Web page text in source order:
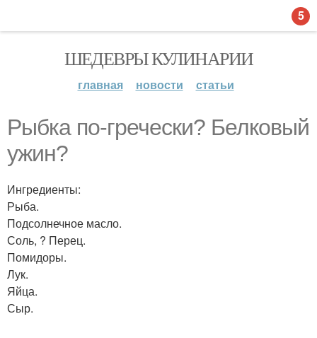
ШЕДЕВРЫ КУЛИНАРИИ
главная новости статьи
Рыбка по-гречески? Белковый
ужин?
Ингредиенты:
Рыба.
Подсолнечное масло.
Соль, ? Перец.
Помидоры.
Лук.
Яйца.
Сыр.
5